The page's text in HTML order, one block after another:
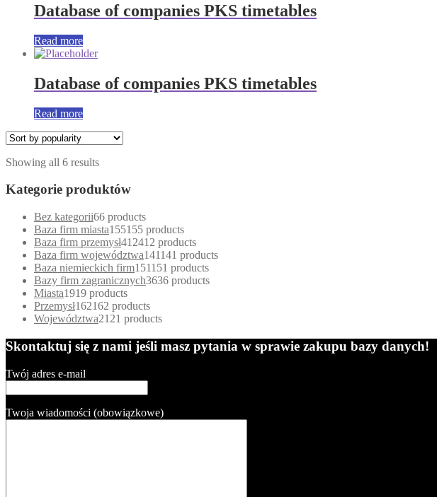
Database of companies PKS timetables
Read more
Database of companies PKS timetables
Read more
Showing all 6 results
Kategorie produktów
Bez kategorii66 products
Baza firm miasta155155 products
Baza firm przemysł412412 products
Baza firm województwa141141 products
Baza niemieckich firm151151 products
Bazy firm zagranicznych3636 products
Miasta1919 products
Przemysł162162 products
Województwa21 21 products
Skontaktuj się z nami jeśli masz pytania w sprawie zakupu bazy danych!
Twój adres e-mail
Twoja wiadomości (obowiązkowe)